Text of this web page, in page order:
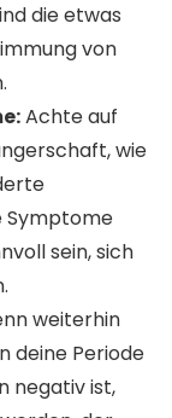
die etwas
von
Achte auf
wie
Symptome
sein, sich
weiterhin
deine Periode
negativ ist,